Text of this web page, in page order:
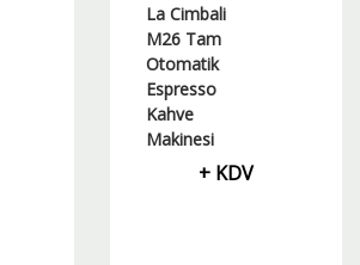
La Cimbali
M26 Tam
Otomatik
Espresso
Kahve
Makinesi
+ KDV